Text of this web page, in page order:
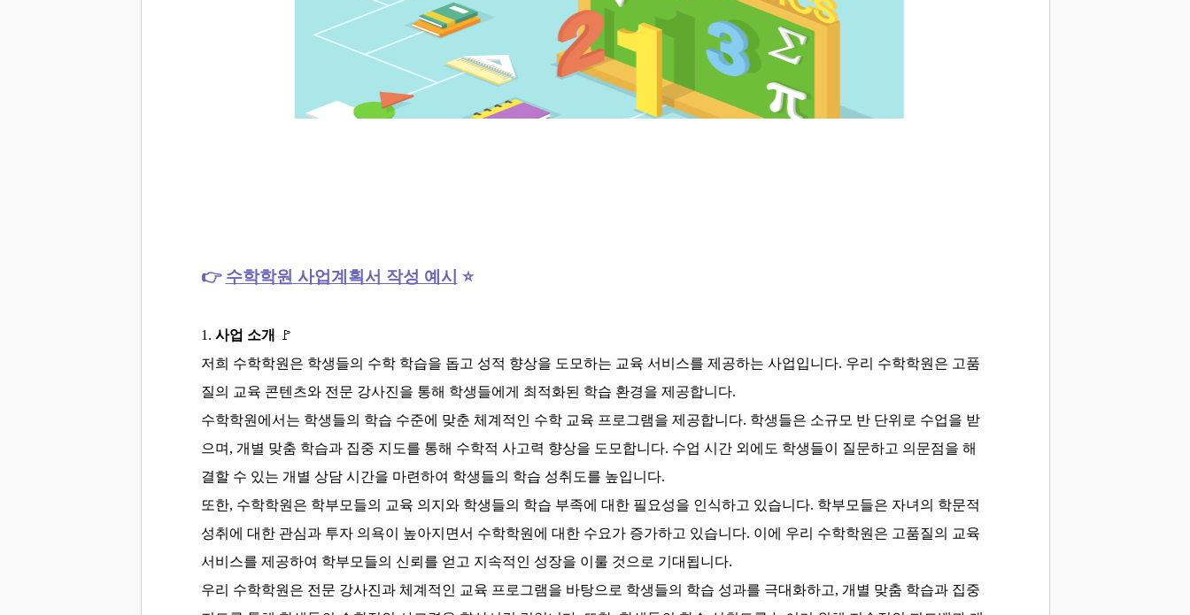
👉 수학학원 사업계획서 작성 예시 ⭐
1. 사업 소개
🚩
저희 수학학원은 학생들의 수학 학습을 돕고 성적 향상을 도모하는 교육 서비스를 제공하는 사업입니다. 우리 수학학원은 고품
질의 교육 콘텐츠와 전문 강사진을 통해 학생들에게 최적화된 학습 환경을 제공합니다.
수학학원에서는 학생들의 학습 수준에 맞춘 체계적인 수학 교육 프로그램을 제공합니다. 학생들은 소규모 반 단위로 수업을 받
으며, 개별 맞춤 학습과 집중 지도를 통해 수학적 사고력 향상을 도모합니다. 수업 시간 외에도 학생들이 질문하고 의문점을 해
결할 수 있는 개별 상담 시간을 마련하여 학생들의 학습 성취도를 높입니다.
또한, 수학학원은 학부모들의 교육 의지와 학생들의 학습 부족에 대한 필요성을 인식하고 있습니다. 학부모들은 자녀의 학문적
성취에 대한 관심과 투자 의욕이 높아지면서 수학학원에 대한 수요가 증가하고 있습니다. 이에 우리 수학학원은 고품질의 교육
서비스를 제공하여 학부모들의 신뢰를 얻고 지속적인 성장을 이룰 것으로 기대됩니다.
우리 수학학원은 전문 강사진과 체계적인 교육 프로그램을 바탕으로 학생들의 학습 성과를 극대화하고, 개별 맞춤 학습과 집중